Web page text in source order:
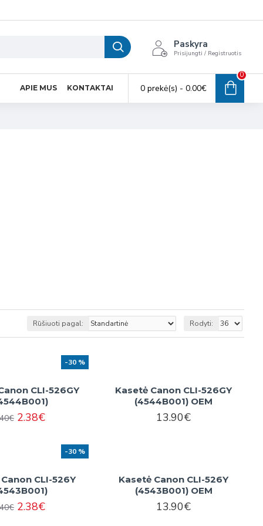
Paskyra
Prisijungti / Registruotis
APIE MUS KONTAKTAI 0 prekė(s) - 0.00€
0
Rūšiuoti pagal: Rodyti:
-30 %
CLI-526GY
2.38€
Kasetė Canon CLI-526GY
(4544B001) OEM
13.90€
-30 %
CLI-526Y
2.38€
Kasetė Canon CLI-526Y
(4543B001) OEM
13.90€